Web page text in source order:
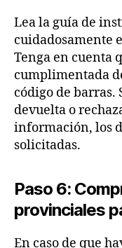
Lea la guía de
cuidadosamente
Tenga en cuenta
cumplimentada
código de barras.
devuelta o
información, los
solicitadas.
Paso 6:
provinciales
En caso de que